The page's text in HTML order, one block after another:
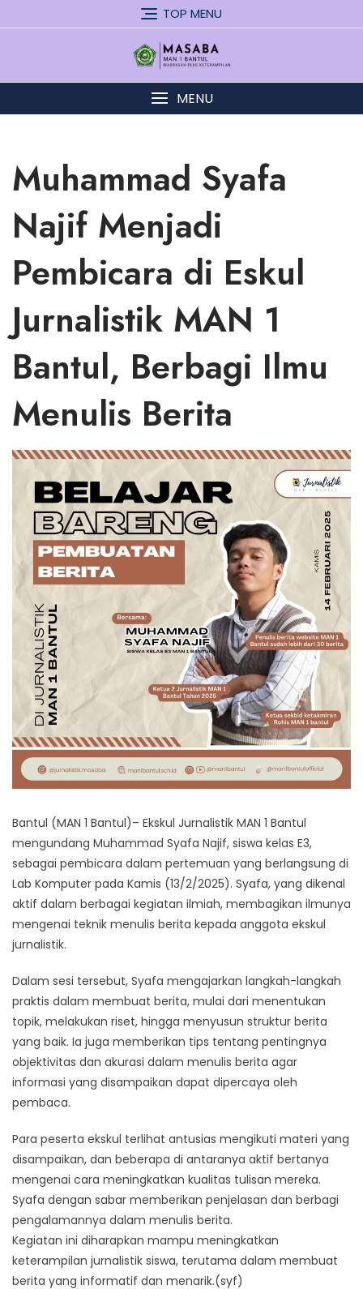
to
TOP MENU
MENU
Muhammad Syafa
Najif Menjadi
Pembicara di Eskul
Jurnalistik MAN 1
Bantul, Berbagi Ilmu
Menulis Berita
Bantul (MAN 1 Bantul)– Ekskul Jurnalistik MAN 1 Bantul
mengundang Muhammad Syafa Najif, siswa kelas E3,
sebagai pembicara dalam pertemuan yang berlangsung di
Lab Komputer pada Kamis (13/2/2025). Syafa, yang dikenal
aktif dalam berbagai kegiatan ilmiah, membagikan ilmunya
mengenai teknik menulis berita kepada anggota ekskul
jurnalistik.
Dalam sesi tersebut, Syafa mengajarkan langkah-langkah
praktis dalam membuat berita, mulai dari menentukan
topik, melakukan riset, hingga menyusun struktur berita
yang baik. Ia juga memberikan tips tentang pentingnya
objektivitas dan akurasi dalam menulis berita agar
informasi yang disampaikan dapat dipercaya oleh
pembaca.
Para peserta ekskul terlihat antusias mengikuti materi yang
disampaikan, dan beberapa di antaranya aktif bertanya
mengenai cara meningkatkan kualitas tulisan mereka.
Syafa dengan sabar memberikan penjelasan dan berbagi
pengalamannya dalam menulis berita.
Kegiatan ini diharapkan mampu meningkatkan
keterampilan jurnalistik siswa, terutama dalam membuat
berita yang informatif dan menarik.(syf)